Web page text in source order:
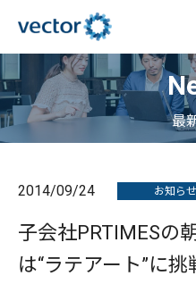
最
2014/09/24 お知らせ
子会社PRTIMESの
は“ラテアート”に挑